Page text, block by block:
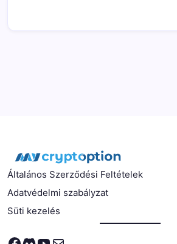
Általános Szerződési Feltételek
Adatvédelmi szabályzat
Süti kezelés